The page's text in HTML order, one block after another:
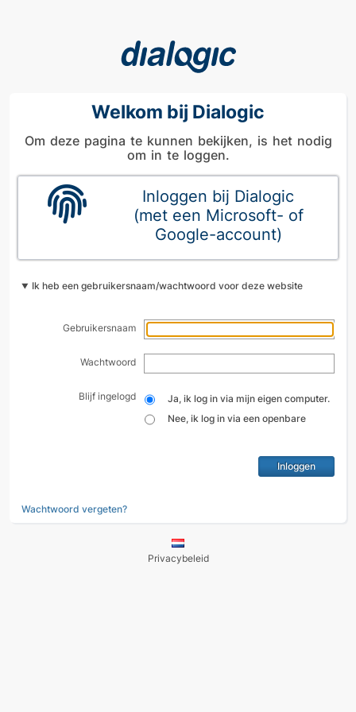
Welkom bij Dialogic
Om deze pagina te kunnen bekijken, is het nodig
om in te loggen.
Inloggen bij Dialogic
(met een Microsoft- of
Google-account)
Ik heb een gebruikersnaam/wachtwoord voor deze website
Gebruikersnaam
Wachtwoord
Blijf ingelogd
Ja, ik log in via mijn eigen computer.
Nee, ik log in via een openbare
Wachtwoord vergeten?
Privacybeleid